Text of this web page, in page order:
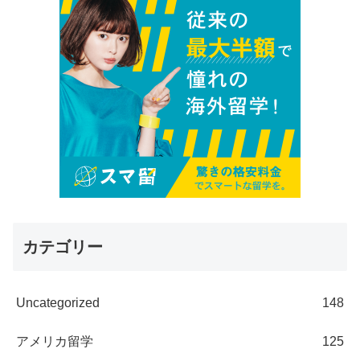
カテゴリー
Uncategorized 148
アメリカ留学 125